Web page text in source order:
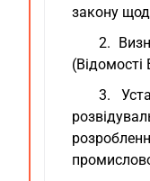
закону
2.
3.